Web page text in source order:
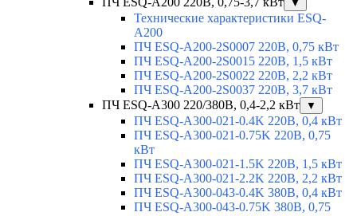
▼
Технические характеристики ESQ-
A200
ПЧ ESQ-A200-2S0007 220В, 0,75 кВт
ПЧ ESQ-A200-2S0015 220В, 1,5 кВт
ПЧ ESQ-A200-2S0022 220В, 2,2 кВт
ПЧ ESQ-A200-2S0037 220В, 3,7 кВт
ПЧ ESQ-A300 220/380В, 0,4-2,2 кВт
▼
ПЧ ESQ-A300-021-0.4K 220В, 0,4 кВт
ПЧ ESQ-A300-021-0.75K 220В, 0,75
кВт
ПЧ ESQ-A300-021-1.5K 220В, 1,5 кВт
ПЧ ESQ-A300-021-2.2K 220В, 2,2 кВт
ПЧ ESQ-A300-043-0.4K 380В, 0,4 кВт
ПЧ ESQ-A300-043-0.75K 380В, 0,75